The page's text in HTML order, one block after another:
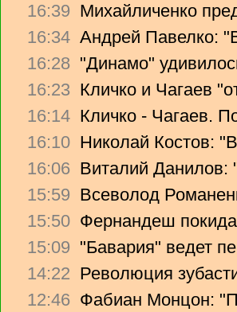
16:39 Михайличенко
16:34 Андрей Павелко:
16:28 "Динамо"
16:23 Кличко и Чагаев
16:14 Кличко - Чагаев.
16:10 Николай Костов:
16:06 Виталий Данилов:
15:59 Всеволод
15:50 Фернандеш
15:09 "Бавария" ведет
14:22 Революция
12:46 Фабиан Монцон: